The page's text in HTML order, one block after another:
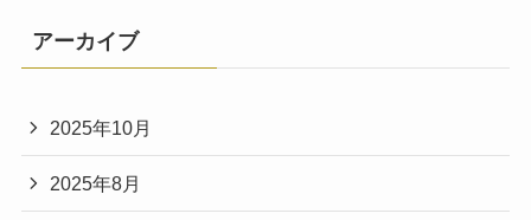
アーカイブ
2025年10月
2025年8月